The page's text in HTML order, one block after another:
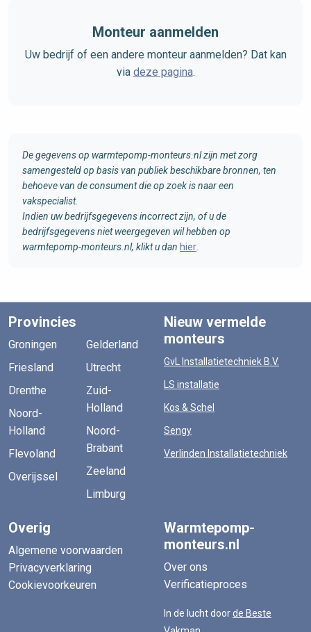
Monteur aanmelden
Uw bedrijf of een andere monteur aanmelden? Dat kan
via deze pagina.
De gegevens op warmtepomp-monteurs.nl zijn met zorg
samengesteld op basis van publiek beschikbare bronnen, ten
behoeve van de consument die op zoek is naar een
vakspecialist.
Indien uw bedrijfsgegevens incorrect zijn, of u de
bedrijfsgegevens niet weergegeven wil hebben op
warmtepomp-monteurs.nl, klikt u dan hier
Provincies
Groningen
Friesland
Drenthe
Noord-
Holland
Flevoland
Overijssel
Gelderland
Utrecht
Zuid-
Holland
Noord-
Brabant
Zeeland
Limburg
Nieuw vermelde
monteurs
GvL Installatietechniek B.V.
LS installatie
Kos & Schel
Sengy
Verlinden Installatietechniek
Overig
Algemene voorwaarden
Privacyverklaring
Cookievoorkeuren
Warmtepomp-
monteurs.nl
Over ons
Verificatieproces
In de lucht doorde Beste